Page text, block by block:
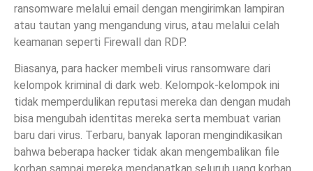
ransomware melalui email dengan mengirimkan lampiran
atau tautan yang mengandung virus, atau melalui celah
keamanan seperti Firewall dan RDP.
Biasanya, para hacker membeli virus ransomware dari
kelompok kriminal di dark web. Kelompok-kelompok ini
tidak memperdulikan reputasi mereka dan dengan mudah
bisa mengubah identitas mereka serta membuat varian
baru dari virus. Terbaru, banyak laporan mengindikasikan
bahwa beberapa hacker tidak akan mengembalikan file